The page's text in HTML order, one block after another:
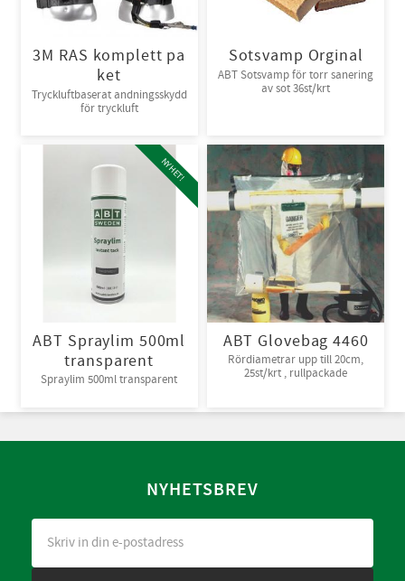
3M RAS komplett pa
ket
Tryckluftbaserat andningsskydd
för tryckluft
Sotsvamp Orginal
ABT Sotsvamp för torr sanering
av sot 36st/krt
ABT Spraylim 500ml
transparent
Spraylim 500ml transparent
NYHET!
ABT Glovebag 4460
Rördiametrar upp till 20cm,
25st/krt , rullpackade
NYHETSBREV